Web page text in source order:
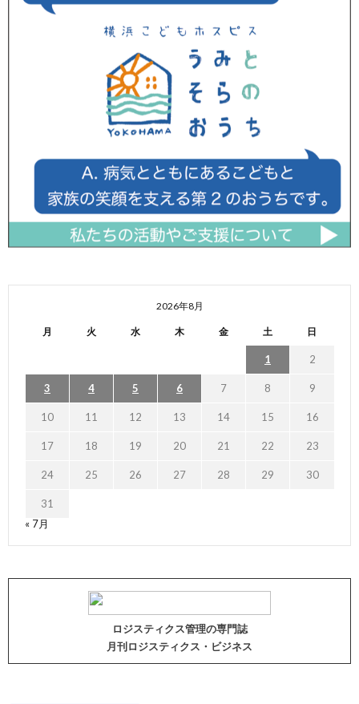
2026年8月
月 火 水 木 金 土 日
1 2
3 4 5 6 7 8 9
10 11 12 13 14 15 16
17 18 19 20 21 22 23
24 25 26 27 28 29 30
31
« 7月
ロジスティクス管理の専門誌
月刊ロジスティクス・ビジネス